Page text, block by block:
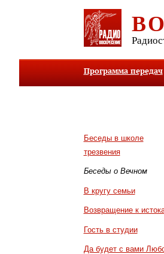
Программа передач
Беседы в школе
трезвения
Беседы о Вечном
В кругу семьи
Возвращение к
Гость в студии
Да будет с вами